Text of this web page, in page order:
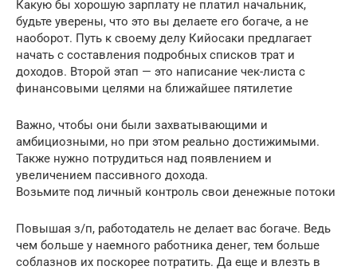
Какую бы хорошую зарплату не платил начальник,
будьте уверены, что это вы делаете его богаче, а не
наоборот. Путь к своему делу Кийосаки предлагает
начать с составления подробных списков трат и
доходов. Второй этап — это написание чек-листа с
финансовыми целями на ближайшее пятилетие
Важно, чтобы они были захватывающими и
амбициозными, но при этом реально достижимыми.
Также нужно потрудиться над появлением и
увеличением пассивного дохода.
Возьмите под личный контроль свои денежные потоки
Повышая з/п, работодатель не делает вас богаче. Ведь
чем больше у наемного работника денег, тем больше
соблазнов их поскорее потратить. Да еще и влезть в